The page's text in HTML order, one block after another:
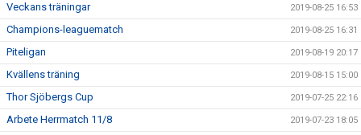
Veckans träningar 2019-08-25 16:53
Champions-leaguematch 2019-08-25 16:31
Piteligan 2019-08-19 20:17
Kvällens träning 2019-08-15 15:00
Thor Sjöbergs Cup 2019-07-25 22:16
Arbete Herrmatch 11/8 2019-07-23 18:05